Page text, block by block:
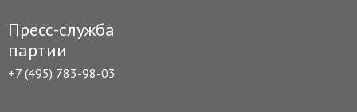
Пресс-служба
партии
+7 (495) 783-98-03